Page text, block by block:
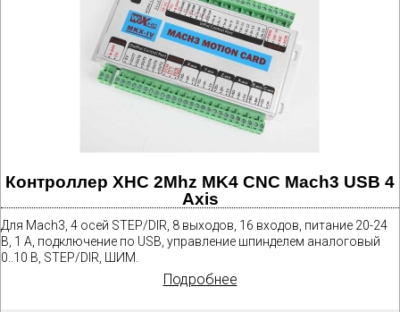
Контроллер XHC 2Mhz MK4 CNC Mach3 USB 4
Axis
Для Mach3, 4 осей STEP/DIR, 8 выходов, 16 входов, питание 20-24
В, 1 А, подключение по USB, управление шпинделем аналоговый
0..10 В, STEP/DIR, ШИМ.
Подробнее